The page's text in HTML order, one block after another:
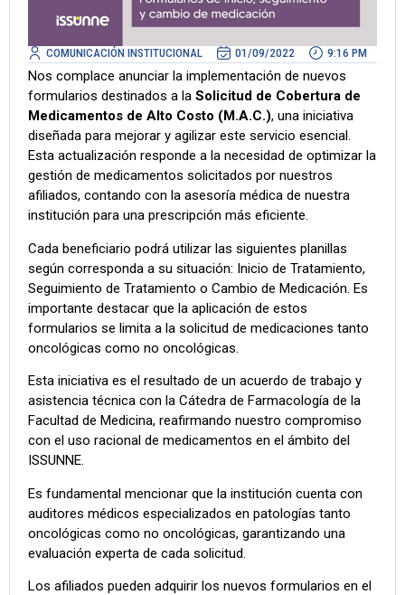
COMUNICACIÓN INSTITUCIONAL 01/09/2022 9:16 PM
Nos complace anunciar la implementación de nuevos
formularios destinados a la Solicitud de Cobertura de
Medicamentos de Alto Costo (M.A.C.), una iniciativa
diseñada para mejorar y agilizar este servicio esencial.
Esta actualización responde a la necesidad de optimizar la
gestión de medicamentos solicitados por nuestros
afiliados, contando con la asesoría médica de nuestra
institución para una prescripción más eficiente.
Cada beneficiario podrá utilizar las siguientes planillas
según corresponda a su situación: Inicio de Tratamiento,
Seguimiento de Tratamiento o Cambio de Medicación. Es
importante destacar que la aplicación de estos
formularios se limita a la solicitud de medicaciones tanto
oncológicas como no oncológicas.
Esta iniciativa es el resultado de un acuerdo de trabajo y
asistencia técnica con la Cátedra de Farmacología de la
Facultad de Medicina, reafirmando nuestro compromiso
con el uso racional de medicamentos en el ámbito del
ISSUNNE.
Es fundamental mencionar que la institución cuenta con
auditores médicos especializados en patologías tanto
oncológicas como no oncológicas, garantizando una
evaluación experta de cada solicitud.
Los afiliados pueden adquirir los nuevos formularios en el